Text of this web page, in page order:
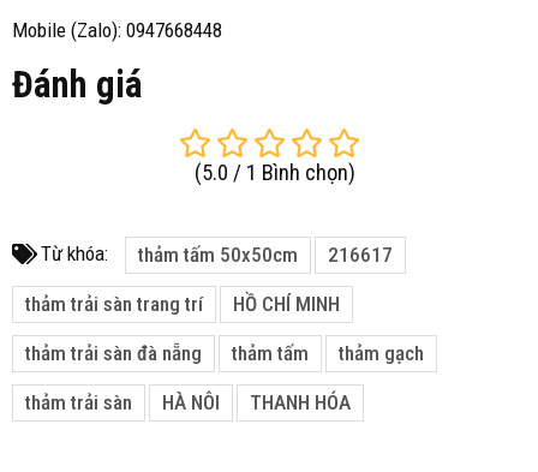
Mobile (Zalo): 0947668448
Đánh giá
(5.0 / 1 Bình chọn)
Từ khóa: thảm tấm 50x50cm 216617
thảm trải sàn trang trí HỒ CHÍ MINH
thảm trải sàn đà nẵng thảm tấm thảm gạch
thảm trải sàn HÀ NÔI THANH HÓA